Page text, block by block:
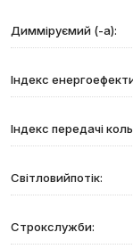
Димміруємий (-а):
Індекс
Індекс передачі
Світловийпотік:
Строкслужби: